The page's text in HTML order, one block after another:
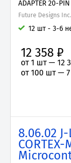
ADAPTER 20-PIN
Future Designs Inc.
12 шт - 3-6
12 358 ₽
от 1 шт — 12
от 100 шт —
8.06.02
CORTEX-